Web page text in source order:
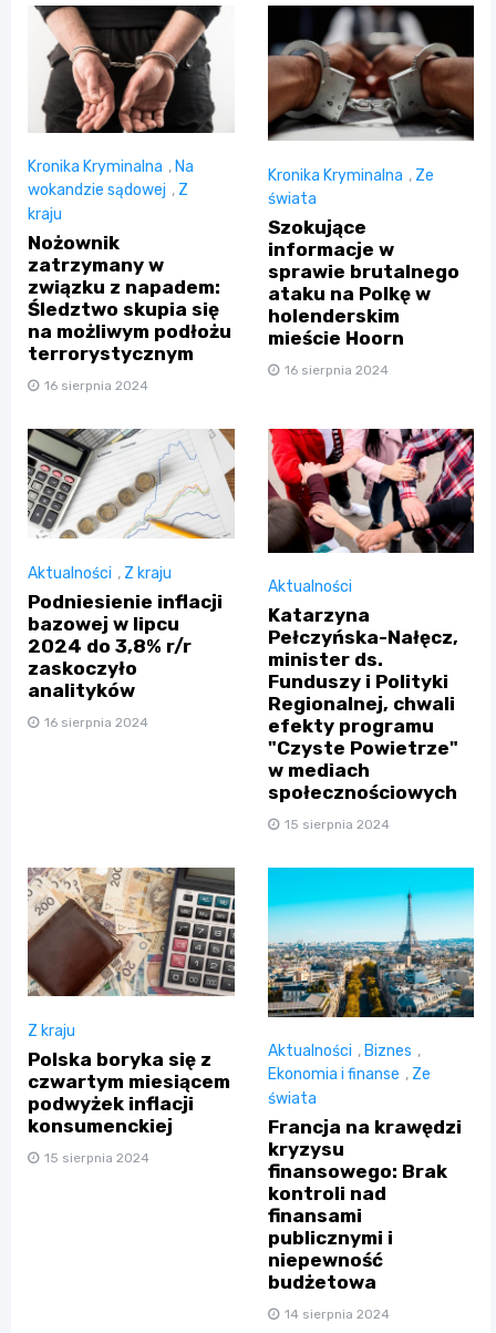
Kronika Kryminalna , Na
wokandzie sądowej , Z
kraju
Nożownik
zatrzymany w
związku z napadem:
Śledztwo skupia się
na możliwym podłożu
terrorystycznym
16 sierpnia 2024
Kronika Kryminalna , Ze
świata
Szokujące
informacje w
sprawie brutalnego
ataku na Polkę w
holenderskim
mieście Hoorn
16 sierpnia 2024
Aktualności , Z kraju
Podniesienie inflacji
bazowej w lipcu
2024 do 3,8% r/r
zaskoczyło
analityków
16 sierpnia 2024
Aktualności
Katarzyna
Pełczyńska-Nałęcz,
minister ds.
Funduszy i Polityki
Regionalnej, chwali
efekty programu
"Czyste Powietrze"
w mediach
społecznościowych
15 sierpnia 2024
Z kraju
Polska boryka się z
czwartym miesiącem
podwyżek inflacji
konsumenckiej
15 sierpnia 2024
Aktualności , Biznes ,
Ekonomia i finanse , Ze
świata
Francja na krawędzi
kryzysu
finansowego: Brak
kontroli nad
finansami
publicznymi i
niepewność
budżetowa
14 sierpnia 2024